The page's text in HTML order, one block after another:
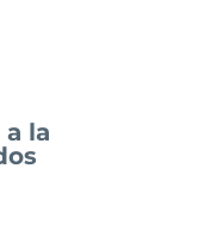
la